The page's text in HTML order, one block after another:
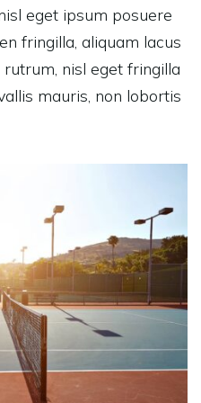
eget ipsum posuere
fringilla, aliquam lacus
nisl eget fringilla
mauris, non lobortis